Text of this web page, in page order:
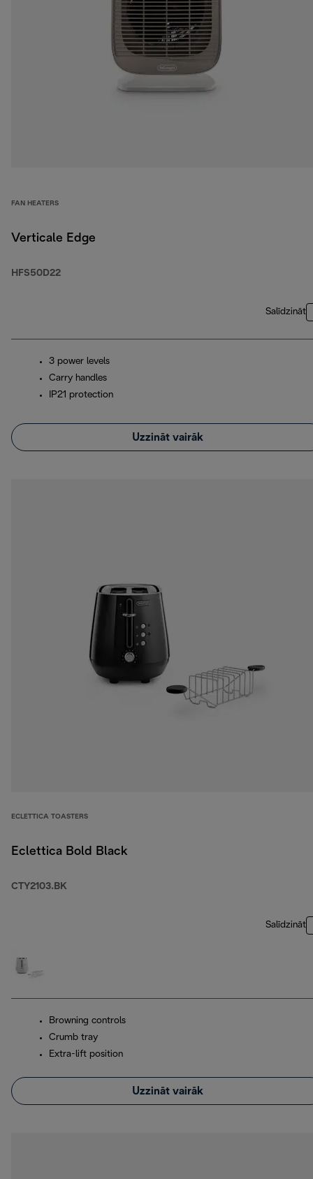
FAN HEATERS
Verticale Edge
HFS50D22
Salīdzināt
3 power levels
Carry handles
IP21 protection
Uzzināt vairāk
ECLETTICA TOASTERS
Eclettica Bold Black
CTY2103.BK
Salīdzināt
Browning controls
Crumb tray
Extra-lift position
Uzzināt vairāk